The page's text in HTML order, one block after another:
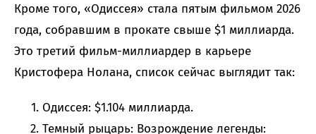
Кроме того, «Одиссея» стала пятым фильмом 2026
года, собравшим в прокате свыше $1 миллиарда.
Это третий фильм-миллиардер в карьере
Кристофера Нолана, список сейчас выглядит так:
Одиссея: $1.104 миллиарда.
Темный рыцарь: Возрождение легенды: